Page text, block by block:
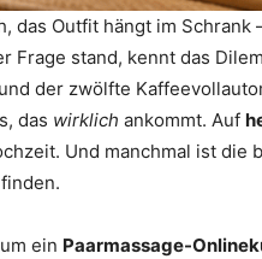
das Outfit hängt im Schrank
Frage stand, kennt das
der zwölfte
das wirklich ankommt. Auf
Und manchmal ist die
ein Paarmassage-